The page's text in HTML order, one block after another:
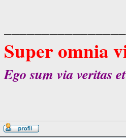
Super omnia
Ego sum via veritas